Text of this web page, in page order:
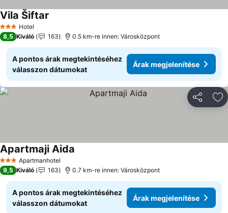
3 Kategória
Hotel
Vila Šiftar
8,5 Kiváló 163 0.5 km-re innen: Városközpont
A pontos árak megtekintéséhez
válasszon dátumokat
Árak megjelenítése
3 KategóriaApartmanhotel
Apartmaji Aida
9,5 Kiváló 163 0.7 km-re innen: Városközpont
A pontos árak megtekintéséhez
válasszon dátumokat
Árak megjelenítése